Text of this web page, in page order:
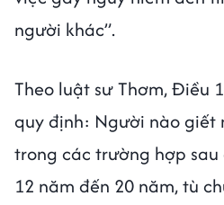
người khác”.
Theo luật sư Thơm, Điều
quy định: Người nào giết
trong các trường hợp
12 năm đến 20 năm, tù